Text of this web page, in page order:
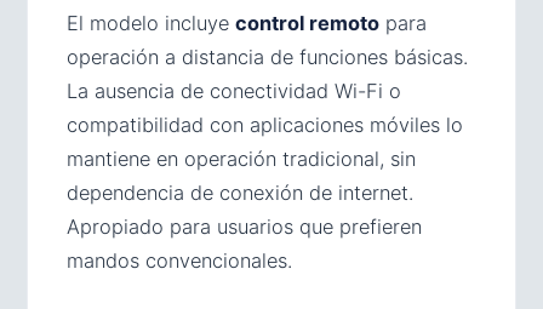
El modelo incluye control remoto para
operación a distancia de funciones básicas.
La ausencia de conectividad Wi-Fi o
compatibilidad con aplicaciones móviles lo
mantiene en operación tradicional, sin
dependencia de conexión de internet.
Apropiado para usuarios que prefieren
mandos convencionales.